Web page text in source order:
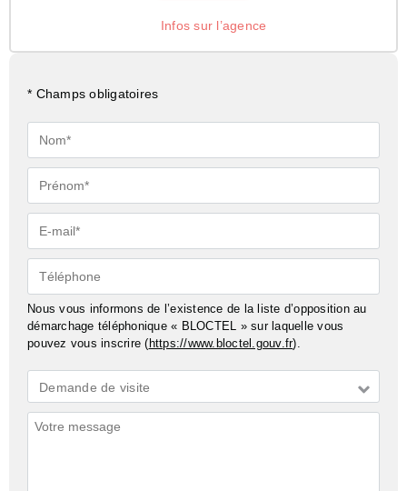
Infos sur l’agence
* Champs obligatoires
Nom*
Prénom*
E-
mail*
Téléphone
Nous vous informons de l’existence de la liste d’opposition au
démarchage téléphonique « BLOCTEL » sur laquelle vous
pouvez vous inscrire ( https://www.bloctel.gouv.fr).
Demande
*
Demande de visite
Commentaires